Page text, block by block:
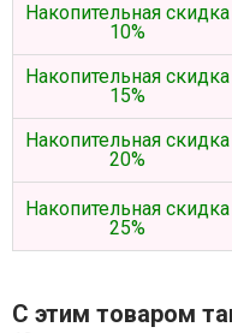
Накопительная скидка
10%
Накопительная скидка
15%
Накопительная скидка
20%
Накопительная скидка
25%
С этим товаром